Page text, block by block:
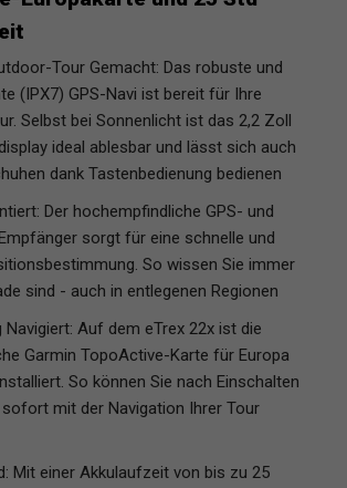
Tour Gemacht: Das robuste und
(IPX7) GPS-Navi ist bereit für Ihre
Selbst bei Sonnenlicht ist das 2,2 Zoll
ideal ablesbar und lässt sich auch
dank Tastenbedienung bedienen
Der hochempfindliche GPS- und
sorgt für eine schnelle und
So wissen Sie immer
sind - auch in entlegenen Regionen
Navigiert: Auf dem eTrex 22x ist die
Garmin TopoActive-Karte für Europa
So können Sie nach Einschalten
mit der Navigation Ihrer Tour
Mit einer Akkulaufzeit von bis zu 25